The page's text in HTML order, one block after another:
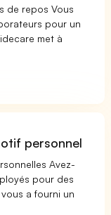
de repos Vous
pour un
met à
personnel
Avez-
pour des
a fourni un